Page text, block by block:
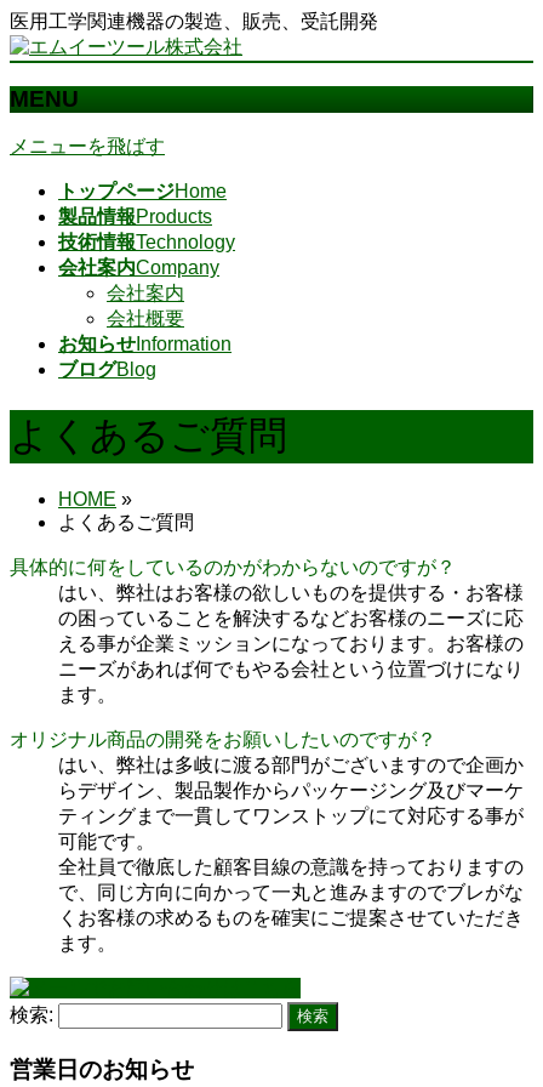
医用工学関連機器の製造、販売、受託開発
MENU
メニューを飛ばす
トップページHome
製品情報Products
技術情報Technology
会社案内Company
会社案内
会社概要
お知らせ Information
ブログBlog
よくあるご質問
HOME »
よくあるご質問
具体的に何をしているのかがわからないのですが？
はい、弊社はお客様の欲しいものを提供する・お客様
の困っていることを解決するなどお客様のニーズに応
える事が企業ミッションになっております。お客様の
ニーズがあれば何でもやる会社という位置づけになり
ます。
オリジナル商品の開発をお願いしたいのですが？
はい、弊社は多岐に渡る部門がございますので企画か
らデザイン、製品製作からパッケージング及びマーケ
ティングまで一貫してワンストップにて対応する事が
可能です。
全社員で徹底した顧客目線の意識を持っておりますの
で、同じ方向に向かって一丸と進みますのでブレがな
くお客様の求めるものを確実にご提案させていただき
ます。
検索:
営業日のお知らせ